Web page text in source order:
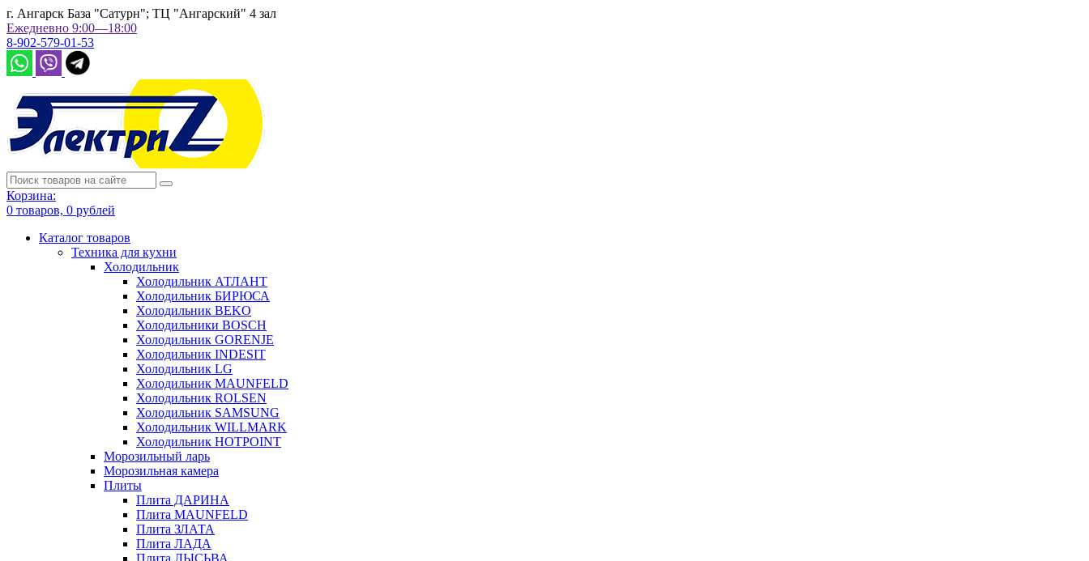
г. Ангарск База "Сатурн"; ТЦ "Ангарский" 4 зал
Ежедневно 9:00—18:00
8-902-579-01-53
Корзина:
0 товаров, 0 рублей
Каталог товаров
Техника для кухни
Холодильник
Холодильник АТЛАНТ
Холодильник БИРЮСА
Холодильник BEKO
Холодильники BOSCH
Холодильник GORENJE
Холодильник INDESIT
Холодильник LG
Холодильник MAUNFELD
Холодильник ROLSEN
Холодильник SAMSUNG
Холодильник WILLMARK
Холодильник HOTPOINT
Морозильный ларь
Морозильная камера
Плиты
Плита ДАРИНА
Плита MAUNFELD
Плита ЗЛАТА
Плита ЛАДА
Плита ЛЫСЬВА